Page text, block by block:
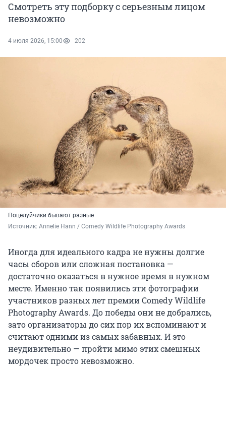
Смотреть эту подборку с серьезным лицом
невозможно
4 июля 2026, 15:00 202
Поцелуйчики бывают разные
Источник: Annelie Hann / Comedy Wildlife Photography Awards
Иногда для идеального кадра не нужны долгие
часы сборов или сложная постановка —
достаточно оказаться в нужное время в нужном
месте. Именно так появились эти фотографии
участников разных лет премии Comedy Wildlife
Photography Awards. До победы они не добрались,
зато организаторы до сих пор их вспоминают и
считают одними из самых забавных. И это
неудивительно — пройти мимо этих смешных
мордочек просто невозможно.